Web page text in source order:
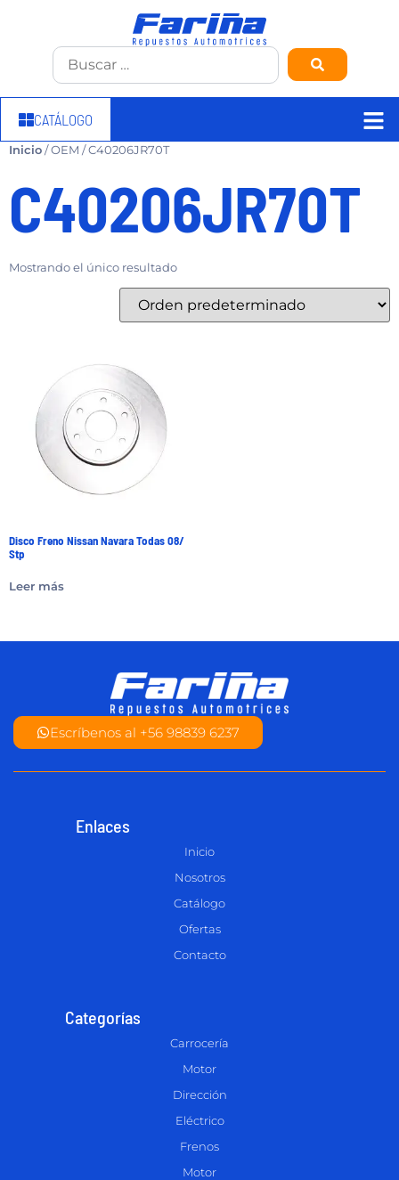
CATÁLOGO
Inicio/ OEM / C40206JR70T
C40206JR70T
Mostrando el único resultado
Disco Freno Nissan Navara Todas 08/
Stp
Leer más
Escríbenos al +56 98839 6237
Enlaces
Inicio
Nosotros
Catálogo
Ofertas
Contacto
Categorías
Carrocería
Motor
Dirección
Eléctrico
Frenos
Motor